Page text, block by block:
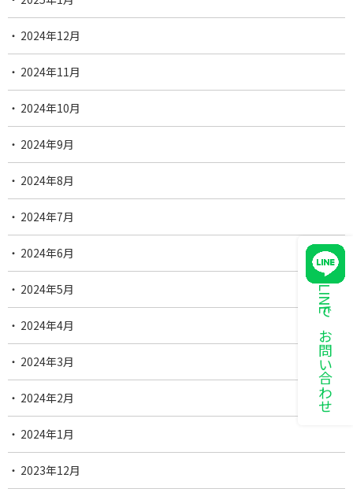
LINEでお問い合わせ
2024年12月
2024年11月
2024年10月
2024年9月
2024年8月
2024年7月
2024年6月
2024年5月
2024年4月
2024年3月
2024年2月
2024年1月
2023年12月